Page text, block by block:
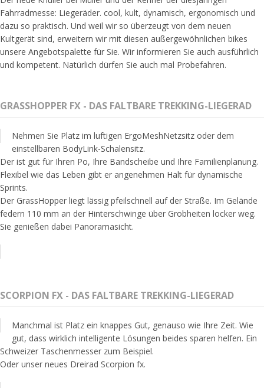
Fahrradmesse: Liegeräder. cool, kult, dynamisch, ergonomisch und
dazu so praktisch. Und weil wir so überzeugt von dem neuen
Kultgerät sind, erweitern wir mit diesen außergewöhnlichen bikes
unsere Angebotspalette für Sie. Wir informieren Sie auch ausführlich
und kompetent. Natürlich dürfen Sie auch mal Probefahren.
GRASSHOPPER FX - DAS FALTBARE TREKKING-LIEGERAD
Nehmen Sie Platz im luftigen ErgoMeshNetzsitz oder dem
einstellbaren BodyLink-Schalensitz.
Der ist gut für Ihren Po, Ihre Bandscheibe und Ihre Familienplanung.
Flexibel wie das Leben gibt er angenehmen Halt für dynamische
Sprints.
Der GrassHopper liegt lässig pfeilschnell auf der Straße. Im Gelände
federn 110 mm an der Hinterschwinge über Grobheiten locker weg.
Sie genießen dabei Panoramasicht.
SCORPION FX - DAS FALTBARE TREKKING-LIEGERAD
Manchmal ist Platz ein knappes Gut, genauso wie Ihre Zeit. Wie
gut, dass wirklich intelligente Lösungen beides sparen helfen. Ein
Schweizer Taschenmesser zum Beispiel.
Oder unser neues Dreirad Scorpion fx.